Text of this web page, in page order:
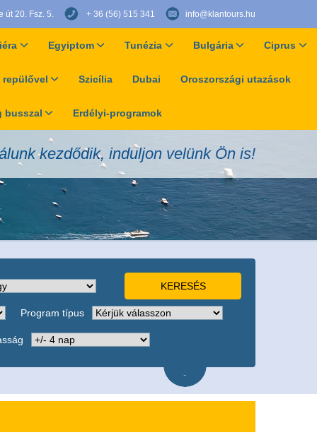
út 20. Fsz. 5. + 36 (56) 515 341 info@klantours.hu
Egyiptom Tunézia Bulgária Ciprus
repülővel Szicília Dubai Oroszországi utazások
busszal Erdélyi-programok
kezdődik, induljon velünk Ön is!
Program típus
-